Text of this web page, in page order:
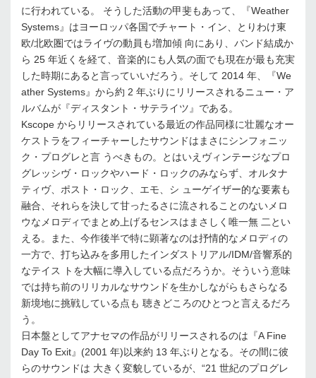
に行われている。 そうした活動の甲斐もあって、『Weather
Systems』はヨーロッパ各国でチャート・イン、とりわけ東
欧/北欧圏ではライヴの動員も増加傾 向にあり、バンド結成か
ら 25 年近くを経て、音楽的にも人気の面でも現在が最も充実
した時期にあると言っていいだろう。そして 2014 年、『We
ather Systems』から約 2 年ぶりにリリースされるニュー・ア
ルバムが『ディスタント・サテライツ』である。
Kscope からリリースされている最近の作品同様に壮麗なオー
ケストラをフィーチャーしたサウンドはまさにシンフォニッ
ク・プログレと言 うべきもの。とはいえヴィンテージなプロ
グレッシヴ・ロックやハード・ロックのみならず、オルタナ
ティヴ、ポスト・ロック、エモ、シ ューゲイザー的な要素も
融合、それらを決して甘ったるさに流されることのないメロ
ウなメロディでまとめ上げるセンスはまさしく唯一無 二とい
える。また、今作後半で特に顕著なのは抒情的なメロディの
一方で、打ち込みを多用したインダストリアル/IDM/音響系的
なテイス トを大幅に導入している点だろうか。そういう意味
では持ち前のリリカルなサウンドを生かしながらもさらなる
新境地に挑戦している点も 聴きどころのひとつと言えるだろ
う。
日本盤としてアナセマの作品がリリースされるのは『A Fine
Day To Exit』(2001 年)以来約 13 年ぶりとなる。その間に彼
らのサウンドは 大きく変貌しているが、“21 世紀のプログレ